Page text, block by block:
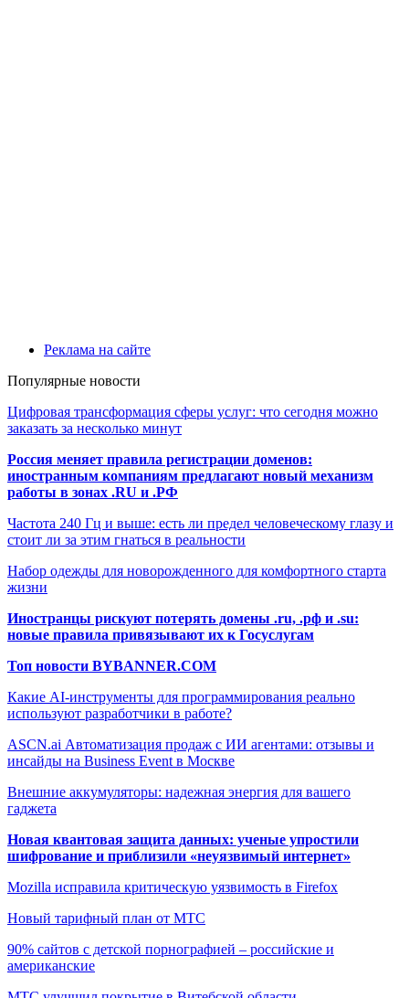
Реклама на сайте
Популярные новости
Цифровая трансформация сферы услуг: что сегодня можно
заказать за несколько минут
Россия меняет правила регистрации доменов:
иностранным компаниям предлагают новый механизм
работы в зонах .RU и .РФ
Частота 240 Гц и выше: есть ли предел человеческому глазу и
стоит ли за этим гнаться в реальности
Набор одежды для новорожденного для комфортного старта
жизни
Иностранцы рискуют потерять домены .ru, .рф и .su:
новые правила привязывают их к Госуслугам
Топ новости BYBANNER.COM
Какие AI-инструменты для программирования реально
используют разработчики в работе?
ASCN.ai Автоматизация продаж с ИИ агентами: отзывы и
инсайды на Business Event в Москве
Внешние аккумуляторы: надежная энергия для вашего
гаджета
Новая квантовая защита данных: ученые упростили
шифрование и приблизили «неуязвимый интернет»
Mozilla исправила критическую уязвимость в Firefox
Новый тарифный план от МТС
90% сайтов с детской порнографией – российские и
американские